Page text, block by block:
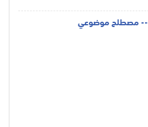
-- مصطلح موضوعي